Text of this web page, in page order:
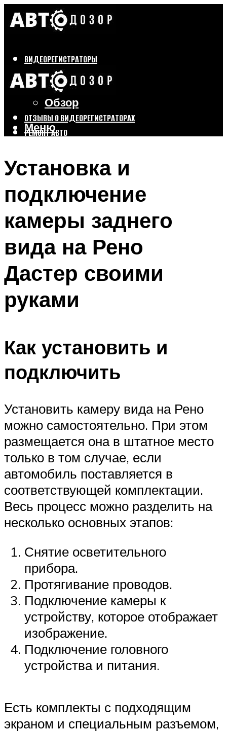
ВИДЕОРЕГИСТРАТОРЫ
Бренды
Выбор
Обзор
ОТЗЫВЫ О ВИДЕОРЕГИСТРАТОРАХ
РЕМОНТ АВТО
Меню
Установка и
подключение
камеры заднего
вида на Рено
Дастер своими
руками
Как установить и
подключить
Установить камеру вида на Рено
можно самостоятельно. При этом
размещается она в штатное место
только в том случае, если
автомобиль поставляется в
соответствующей комплектации.
Весь процесс можно разделить на
несколько основных этапов:
Снятие осветительного
прибора.
Протягивание проводов.
Подключение камеры к
устройству, которое отображает
изображение.
Подключение головного
устройства и питания.
Есть комплекты с подходящим
экраном и специальным разъемом,